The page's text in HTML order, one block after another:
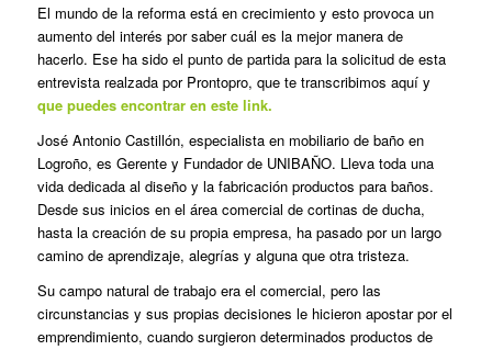
El mundo de la reforma está en crecimiento y esto provoca un
aumento del interés por saber cuál es la mejor manera de
hacerlo. Ese ha sido el punto de partida para la solicitud de esta
entrevista realzada por Prontopro, que te transcribimos aquí y
que puedes encontrar en este link.
José Antonio Castillón, especialista en mobiliario de baño en
Logroño, es Gerente y Fundador de UNIBAÑO. Lleva toda una
vida dedicada al diseño y la fabricación productos para baños.
Desde sus inicios en el área comercial de cortinas de ducha,
hasta la creación de su propia empresa, ha pasado por un largo
camino de aprendizaje, alegrías y alguna que otra tristeza.
Su campo natural de trabajo era el comercial, pero las
circunstancias y sus propias decisiones le hicieron apostar por el
emprendimiento, cuando surgieron determinados productos de